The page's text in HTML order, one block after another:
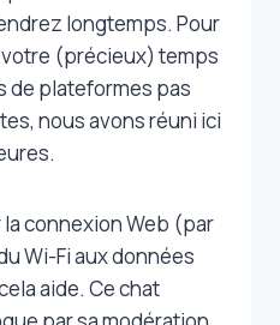
longtemps. Pour
(précieux) temps
de plateformes pas
nous avons réuni ici
connexion Web (par
Wi-Fi aux données
aide. Ce chat